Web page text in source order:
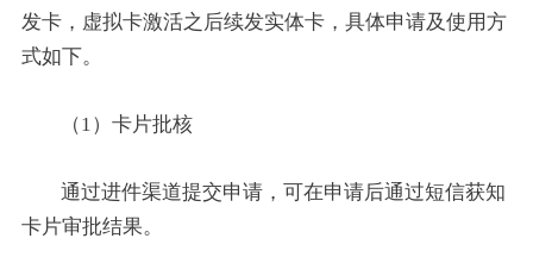
发卡，虚拟卡激活之后续发实体卡，具体申请及使用方
式如下。
（1）卡片批核
通过进件渠道提交申请，可在申请后通过短信获知
卡片审批结果。